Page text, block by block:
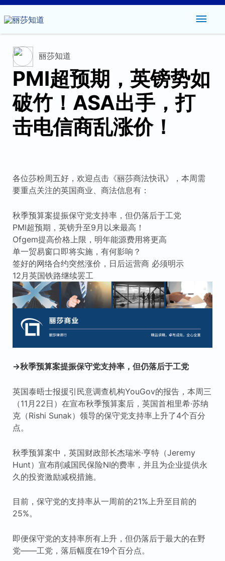
主
单
丽莎知道
PMI超预期，英镑势如
破竹！ASA出手，打
击电信商乱涨价！
各位莎粉周五好，欢迎点击《丽莎商法快讯》，本周需
要重点关注的英国商业、商法信息有：
秋季预算案提振保守党支持率，但仍落后于工党
PMI超预期，英镑升至9月以来最高！
Ofgem提高价格上限，明年能源费用将更高
单一贸易窗口即将实施，有何影响？
签好的网络合约突然涨价，日后运营商 必须明示
12月英国铁路继续罢工
→秋季预算案提振保守党支持率，但仍落后于工党
英国泰晤士报援引民意调查机构YouGov的报告，本周三
（11月22日）在宣布秋季预算案后，英国首相里希·苏纳
克（Rishi Sunak）领导的保守党支持率上升了4个百分
点。
秋季预算案中，英国财政部长杰瑞米·亨特（Jeremy
Hunt）宣布削减国民保险NI的费率，并且为企业提供永
久的投资激励减税措施。
目前，保守党的支持率从一周前的21%上升至目前的
25%。
即便保守党的支持率所有上升，但仍落后于最大的在野
党——工党，落后幅度在19个百分点。